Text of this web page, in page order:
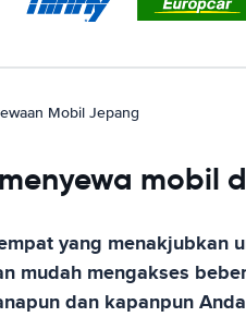
Mobil Jepang
mobil
yang menakjubkan
mudah mengakses
dan kapanpun